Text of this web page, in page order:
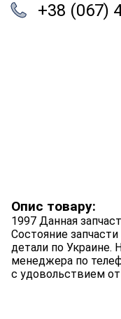
+38 (067)
Опис товару:
1997 Данная
Состояние
детали по Украине.
менеджера по
с удовольствием